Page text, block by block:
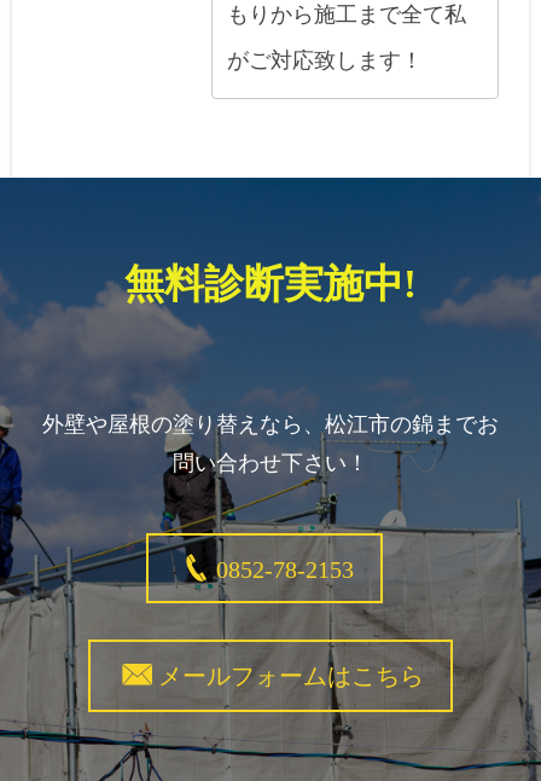
もりから施工まで全て私
がご対応致します！
無料診断実施中!
外壁や屋根の塗り替えなら、松江市の錦までお
問い合わせ下さい！
0852-78-2153
メールフォームはこちら